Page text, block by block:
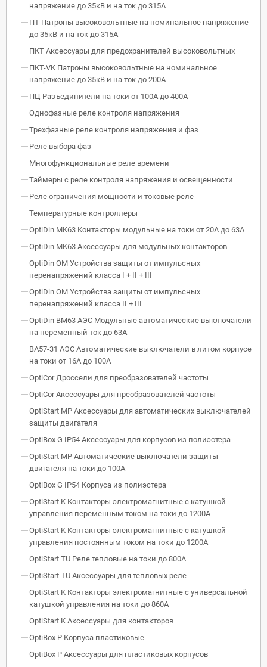
напряжение до 35кВ и на ток до 315А
ПТ Патроны высоковольтные на номинальное напряжение
до 35кВ и на ток до 315А
ПКТ Аксессуары для предохранителей высоковольтных
ПКТ-VK Патроны высоковольтные на номинальное
напряжение до 35кВ и на ток до 200А
ПЦ Разъединители на токи от 100А до 400А
Однофазные реле контроля напряжения
Трехфазные реле контроля напряжения и фаз
Реле выбора фаз
Многофункциональные реле времени
Таймеры с реле контроля напряжения и освещенности
Реле ограничения мощности и токовые реле
Температурные контроллеры
OptiDin MK63 Контакторы модульные на токи от 20А до 63А
OptiDin MK63 Аксессуары для модульных контакторов
OptiDin OM Устройства защиты от импульсных
перенапряжений класса I + II + III
OptiDin OM Устройства защиты от импульсных
перенапряжений класса II + III
OptiDin BM63 АЭС Модульные автоматические выключатели
на переменный ток до 63А
ВА57-31 АЭС Автоматические выключатели в литом корпусе
на токи от 16А до 100А
OptiCor Дроссели для преобразователей частоты
OptiCor Аксессуары для преобразователей частоты
OptiStart MP Аксессуары для автоматических выключателей
защиты двигателя
OptiBox G IP54 Аксессуары для корпусов из полиэстера
OptiStart MP Автоматические выключатели защиты
двигателя на токи до 100А
OptiBox G IP54 Корпуса из полиэстера
OptiStart K Контакторы электромагнитные с катушкой
управления переменным током на токи до 1200А
OptiStart K Контакторы электромагнитные с катушкой
управления постоянным током на токи до 1200А
OptiStart TU Реле тепловые на токи до 800А
OptiStart TU Аксессуары для тепловых реле
OptiStart K Контакторы электромагнитные с универсальной
катушкой управления на токи до 860А
OptiStart K Аксессуары для контакторов
OptiBox P Корпуса пластиковые
OptiBox P Аксессуары для пластиковых корпусов